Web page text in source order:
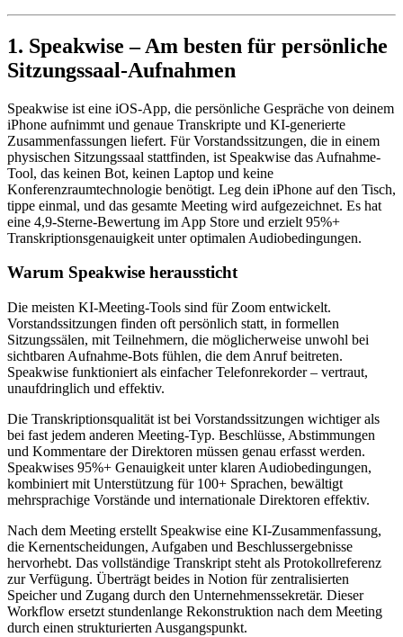
1. Speakwise – Am besten für persönliche
Sitzungssaal-Aufnahmen
Speakwise ist eine iOS-App, die persönliche Gespräche von deinem
iPhone aufnimmt und genaue Transkripte und KI-generierte
Zusammenfassungen liefert. Für Vorstandssitzungen, die in einem
physischen Sitzungssaal stattfinden, ist Speakwise das Aufnahme-
Tool, das keinen Bot, keinen Laptop und keine
Konferenzraumtechnologie benötigt. Leg dein iPhone auf den Tisch,
tippe einmal, und das gesamte Meeting wird aufgezeichnet. Es hat
eine 4,9-Sterne-Bewertung im App Store und erzielt 95%+
Transkriptionsgenauigkeit unter optimalen Audiobedingungen.
Warum Speakwise heraussticht
Die meisten KI-Meeting-Tools sind für Zoom entwickelt.
Vorstandssitzungen finden oft persönlich statt, in formellen
Sitzungssälen, mit Teilnehmern, die möglicherweise unwohl bei
sichtbaren Aufnahme-Bots fühlen, die dem Anruf beitreten.
Speakwise funktioniert als einfacher Telefonrekorder – vertraut,
unaufdringlich und effektiv.
Die Transkriptionsqualität ist bei Vorstandssitzungen wichtiger als
bei fast jedem anderen Meeting-Typ. Beschlüsse, Abstimmungen
und Kommentare der Direktoren müssen genau erfasst werden.
Speakwises 95%+ Genauigkeit unter klaren Audiobedingungen,
kombiniert mit Unterstützung für 100+ Sprachen, bewältigt
mehrsprachige Vorstände und internationale Direktoren effektiv.
Nach dem Meeting erstellt Speakwise eine KI-Zusammenfassung,
die Kernentscheidungen, Aufgaben und Beschlussergebnisse
hervorhebt. Das vollständige Transkript steht als Protokollreferenz
zur Verfügung. Überträgt beides in Notion für zentralisierten
Speicher und Zugang durch den Unternehmenssekretär. Dieser
Workflow ersetzt stundenlange Rekonstruktion nach dem Meeting
durch einen strukturierten Ausgangspunkt.